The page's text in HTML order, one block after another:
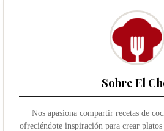
Sobre El
Nos apasiona compartir recetas de
ofreciéndote inspiración para crear